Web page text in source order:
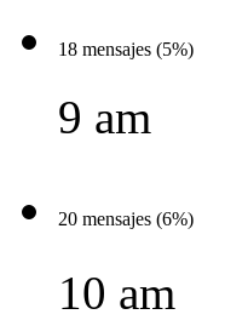
18 mensajes (5%)
9 am
20 mensajes (6%)
10 am